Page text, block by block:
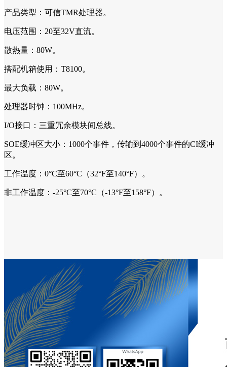
产品类型：可信TMR处理器。
电压范围：20至32V直流。
散热量：80W。
搭配机箱使用：T8100。
最大负载：80W。
处理器时钟：100MHz。
I/O接口：三重冗余模块间总线。
SOE缓冲区大小：1000个事件，传输到4000个事件的CI缓冲
区。
工作温度：0°C至60°C（32°F至140°F）。
非工作温度：-25°C至70°C（-13°F至158°F）。